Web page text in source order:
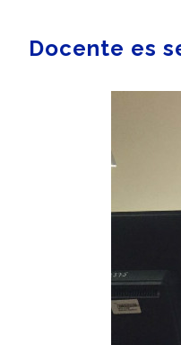
Docente es